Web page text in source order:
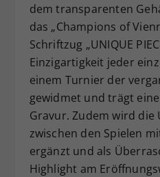
dem transparenten
das „Champions of
Schriftzug „UNIQUE
Einzigartigkeit jeder
einem Turnier der
gewidmet und trägt
Gravur. Zudem wird
zwischen den Spielen
ergänzt und als
Highlight am